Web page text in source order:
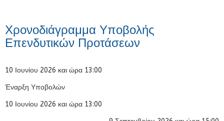
Χρονοδιάγραμμα Υποβολής
Επενδυτικών Προτάσεων
10 Ιουνίου 2026 και ώρα 13:00
Έναρξη Υποβολών
10 Ιουνίου 2026 και ώρα 13:00